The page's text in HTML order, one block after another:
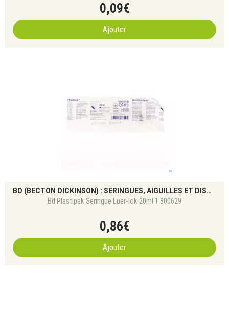
0,09€
Ajouter
BD (BECTON DICKINSON) : SERINGUES, AIGUILLES ET DISPOSITIFS MÉDICAUX DE PRÉCISION
Bd Plastipak Seringue Luer-lok 20ml 1 300629
0,86€
Ajouter